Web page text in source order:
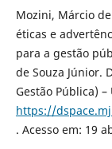
Mozini, Márcio
éticas e
para a gestão
de Souza Júnior.
Gestão Pública)
https://
. Acesso em: 19